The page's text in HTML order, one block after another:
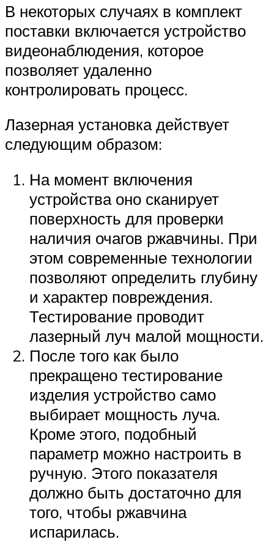
В некоторых случаях в комплект
поставки включается устройство
видеонаблюдения, которое
позволяет удаленно
контролировать процесс.
Лазерная установка действует
следующим образом:
На момент включения
устройства оно сканирует
поверхность для проверки
наличия очагов ржавчины. При
этом современные технологии
позволяют определить глубину
и характер повреждения.
Тестирование проводит
лазерный луч малой мощности.
После того как было
прекращено тестирование
изделия устройство само
выбирает мощность луча.
Кроме этого, подобный
параметр можно настроить в
ручную. Этого показателя
должно быть достаточно для
того, чтобы ржавчина
испарилась.